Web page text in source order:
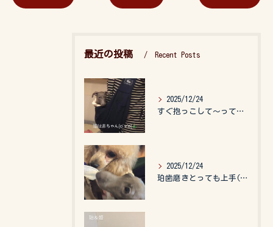
最近の投稿 Recent Posts
2025/12/24
すぐ抱っこして〜って言うので、抱っこ紐に入れてゆらゆら☺️
2025/12/24
珀歯磨きとっても上手(о´∀`о)